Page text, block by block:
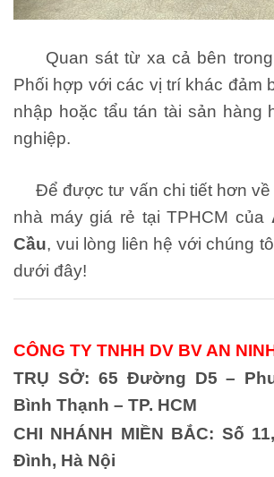
Quan sát từ xa cả bên trong
Phối hợp với các vị trí khác đảm
nhập hoặc tẩu tán tài sản hàng
nghiệp.
Để được tư vấn chi tiết hơn về
nhà máy giá rẻ tại TPHCM của
Cầu, vui lòng liên hệ với chúng
dưới đây!
CÔNG TY TNHH DV BV AN
TRỤ SỞ: 65 Đường D5 –
Bình Thạnh – TP. HCM
CHI NHÁNH MIỀN BẮC: Số
Đình, Hà Nội